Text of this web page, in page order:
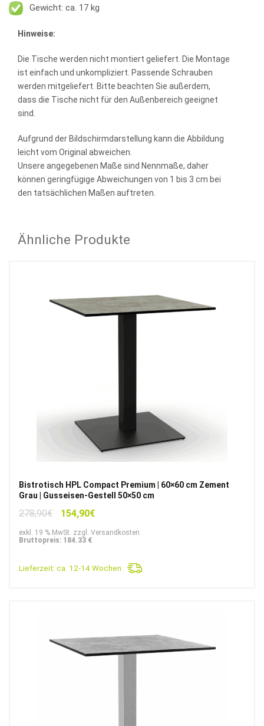
Gewicht: ca. 17 kg
Hinweise:
Die Tische werden nicht montiert geliefert. Die Montage
ist einfach und unkompliziert. Passende Schrauben
werden mitgeliefert. Bitte beachten Sie außerdem,
dass die Tische nicht für den Außenbereich geeignet
sind.
Aufgrund der Bildschirmdarstellung kann die Abbildung
leicht vom Original abweichen.
Unsere angegebenen Maße sind Nennmaße, daher
können geringfügige Abweichungen von 1 bis 3 cm bei
den tatsächlichen Maßen auftreten.
Ähnliche Produkte
Bistrotisch HPL Compact Premium | 60×60 cm Zement
Grau | Gusseisen-Gestell 50×50 cm
278,90€
Ursprünglicher
war:
154,90€Aktueller
ist:
exkl. 19 % MwSt. zzgl. Versandkosten
Bruttopreis: 184.33 €
Lieferzeit: ca. 12-14 Wochen